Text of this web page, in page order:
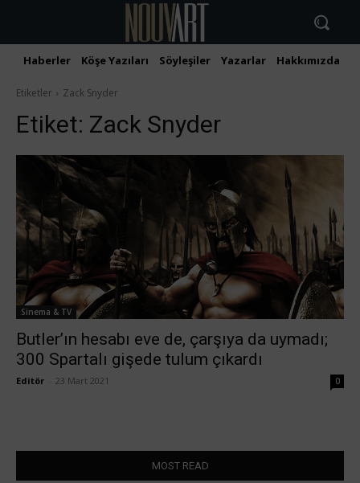
Haberler Köşe Yazıları Söyleşiler Yazarlar Hakkımızda
Etiketler Zack Snyder
Etiket: Zack Snyder
Sinema & TV
Butler’ın hesabı eve de, çarşıya da uymadı;
300 Spartalı gişede tulum çıkardı
Editör 23 Mart 2021 0
MOST READ